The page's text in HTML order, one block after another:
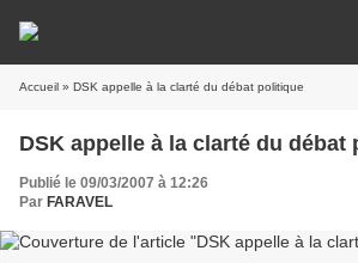
Accueil » DSK appelle à la clarté du débat politique
DSK appelle à la clarté du débat
Publié le 09/03/2007 à 12:26
Par FARAVEL